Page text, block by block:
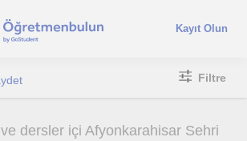
Kayıt Olun
Filtre
dersler içi Afyonkarahisar Sehri